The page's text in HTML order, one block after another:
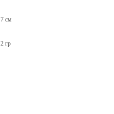
7 см
2 гр